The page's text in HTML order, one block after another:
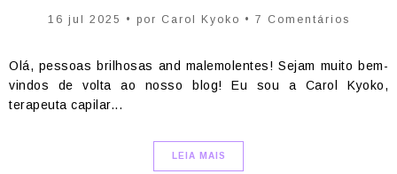
16 jul 2025 • por Carol Kyoko • 7 Comentários
Olá, pessoas brilhosas and malemolentes! Sejam muito bem-
vindos de volta ao nosso blog! Eu sou a Carol Kyoko,
terapeuta capilar...
LEIA MAIS